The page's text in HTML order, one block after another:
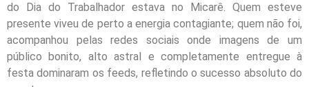
do Dia do Trabalhador estava no Micarê. Quem esteve
presente viveu de perto a energia contagiante; quem não foi,
acompanhou pelas redes sociais onde imagens de um
público bonito, alto astral e completamente entregue à
festa dominaram os feeds, refletindo o sucesso absoluto do